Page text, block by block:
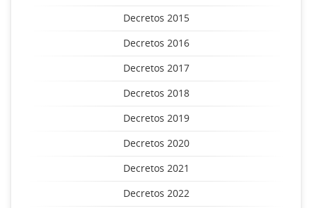
Decretos 2015
Decretos 2016
Decretos 2017
Decretos 2018
Decretos 2019
Decretos 2020
Decretos 2021
Decretos 2022